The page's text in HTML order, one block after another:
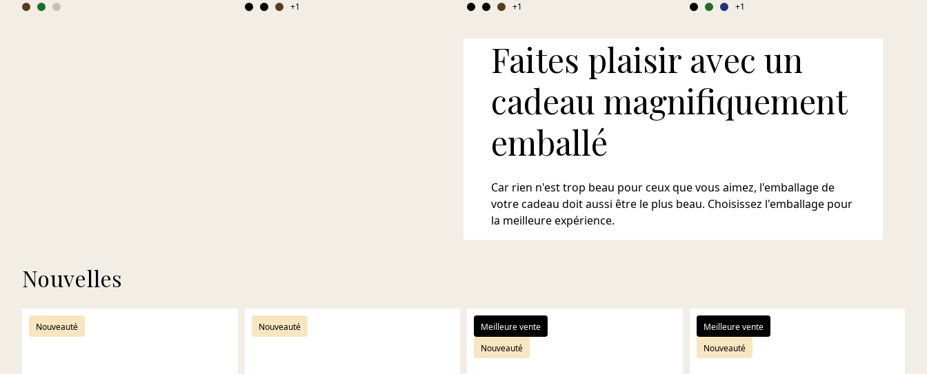
+1
+1
+1
Faites plaisir avec un
cadeau magnifiquement
emballé
Car rien n'est trop beau pour ceux que vous aimez, l'emballage de
votre cadeau doit aussi être le plus beau. Choisissez l'emballage pour
la meilleure expérience.
Nouvelles
Nouveauté Nouveauté
Meilleure vente
Nouveauté
Meilleure vente
Nouveauté